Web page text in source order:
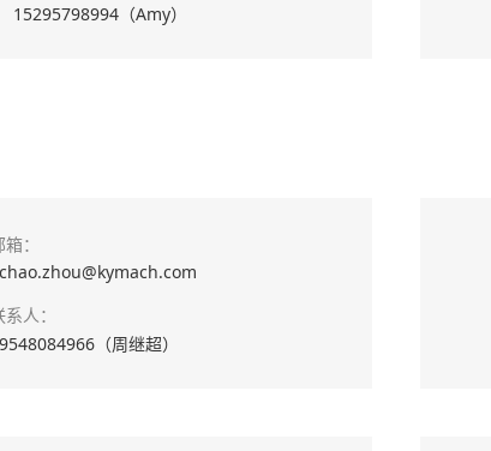
15295798994（Amy）
：
人：
（周继超）